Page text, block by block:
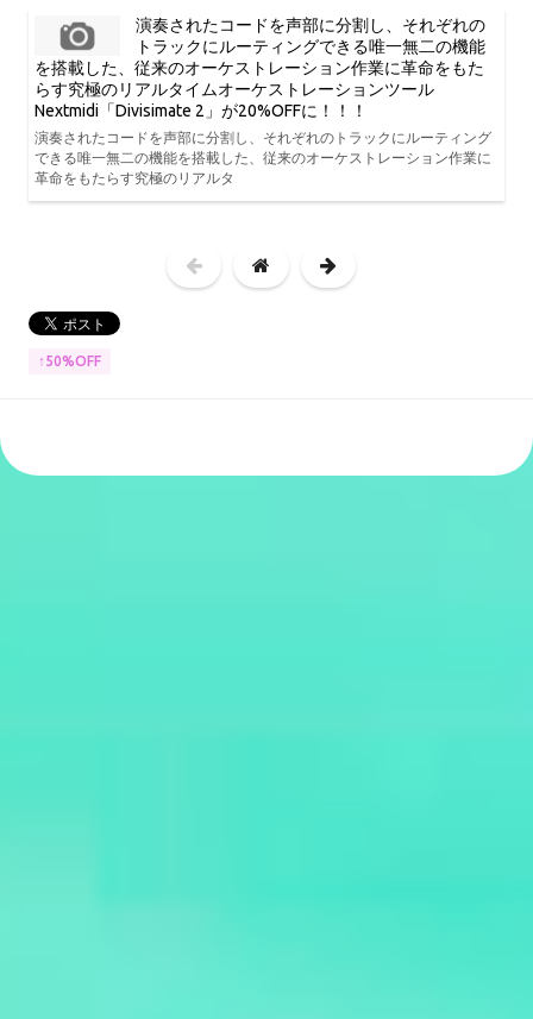
演奏されたコードを声部に分割し、それぞれの
トラックにルーティングできる唯一無二の機能
を搭載した、従来のオーケストレーション作業に革命をもた
らす究極のリアルタイムオーケストレーションツール
Nextmidi「Divisimate 2」が20%OFFに！！！
演奏されたコードを声部に分割し、それぞれのトラックにルーティング
できる唯一無二の機能を搭載した、従来のオーケストレーション作業に
革命をもたらす究極のリアルタ
↑50%OFF